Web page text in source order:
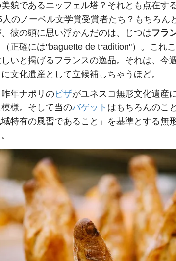
貌であるエッフェル塔？それとも点在す
人のノーベル文学賞受賞者たち？もちろん
彼の頭に思い浮かんだのは、じつはフラ
（正確には"baguette de tradition"）。これ
いと掲げるフランスの逸品。それは、今
文化遺産として立候補しちゃうほど。
年ナポリのピザがユネスコ無形文化遺産
様。そして当のバゲット はもちろんのこ
特有の風習であること」を基準とする無